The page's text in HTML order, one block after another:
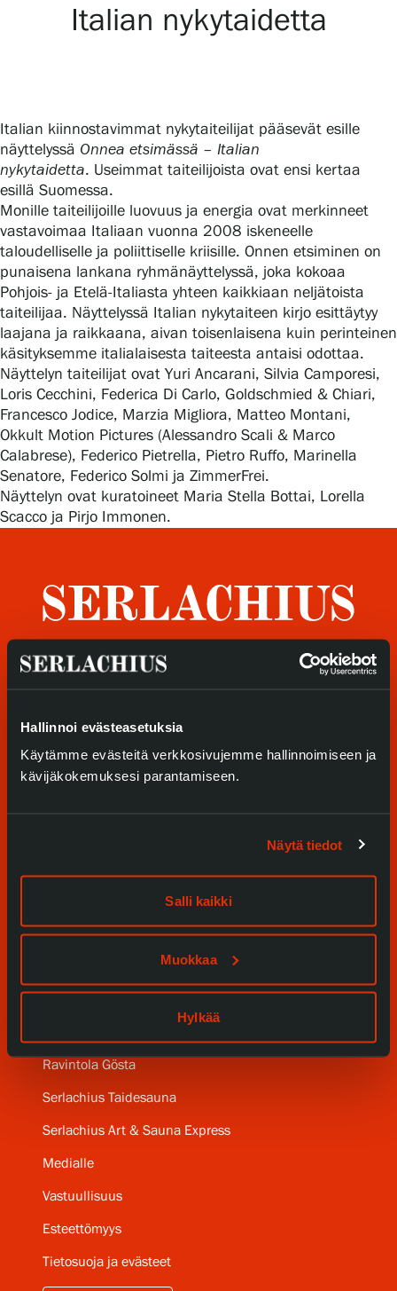
Hallinnoi evästeasetuksia
Käytämme evästeitä verkkosivujemme hallinnoimiseen ja
kävijäkokemuksesi parantamiseen.
Näytä tiedot
Salli kaikki
Muokkaa
Hylkää
SERLACHIUS+
Gösta Serlachiuksen taidesäätiö
Yhteystiedot
Ravintola Gösta
Serlachius Taidesauna
Serlachius Art & Sauna Express
Medialle
Vastuullisuus
Esteettömyys
Verkkokauppa
Italian nykytaidetta
Italian kiinnostavimmat nykytaiteilijat pääsevät esille
näyttelyssä Onnea etsimässä – Italian
nykytaidetta. Useimmat taiteilijoista ovat ensi kertaa
esillä Suomessa.
Monille taiteilijoille luovuus ja energia ovat merkinneet
vastavoimaa Italiaan vuonna 2008 iskeneelle
taloudelliselle ja poliittiselle kriisille. Onnen etsiminen on
punaisena lankana ryhmänäyttelyssä, joka kokoaa
Pohjois- ja Etelä-Italiasta yhteen kaikkiaan neljätoista
taiteilijaa. Näyttelyssä Italian nykytaiteen kirjo esittäytyy
laajana ja raikkaana, aivan toisenlaisena kuin perinteinen
käsityksemme italialaisesta taiteesta antaisi odottaa.
Näyttelyn taiteilijat ovat Yuri Ancarani, Silvia Camporesi,
Loris Cecchini, Federica Di Carlo, Goldschmied & Chiari,
Francesco Jodice, Marzia Migliora, Matteo Montani,
Okkult Motion Pictures (Alessandro Scali & Marco
Calabrese), Federico Pietrella, Pietro Ruffo, Marinella
Senatore, Federico Solmi ja ZimmerFrei.
Näyttelyn ovat kuratoineet Maria Stella Bottai, Lorella
Scacco ja Pirjo Immonen.
Näyttelyt
Tapahtumat
Serlachius Residenssi
SERLACHIUS+
Gösta Serlachiuksen taidesäätiö
Ravintola Gösta
Serlachius Taidesauna
Serlachius Art & Sauna Express
Medialle
Vastuullisuus
Esteettömyys
Tietosuoja ja evästeet